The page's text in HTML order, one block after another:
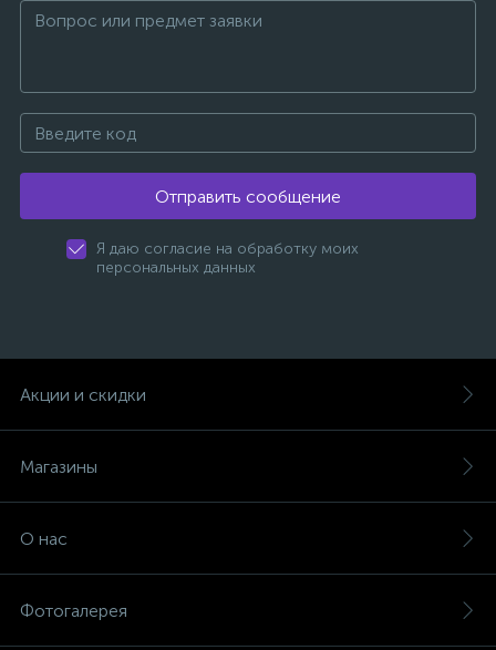
Отправить сообщение
Я даю согласие на обработку моих
персональных данных
Акции и скидки
Магазины
О нас
Фотогалерея